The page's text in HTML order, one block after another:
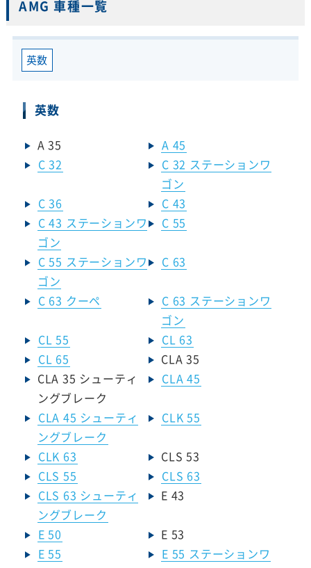
AMG 車種一覧
英数
英数
A 35
A 45
C 32
C 32 ステーションワ
ゴン
C 36
C 43
C 43 ステーションワ
ゴン
C 55
C 55 ステーションワ
ゴン
C 63
C 63 クーペ
C 63 ステーションワ
ゴン
CL 55
CL 63
CL 65
CLA 35
CLA 35 シューティ
ングブレーク
CLA 45
CLA 45 シューティ
ングブレーク
CLK 55
CLK 63
CLS 53
CLS 55
CLS 63
CLS 63 シューティ
ングブレーク
E 43
E 50
E 53
E 55
E 55 ステーションワ